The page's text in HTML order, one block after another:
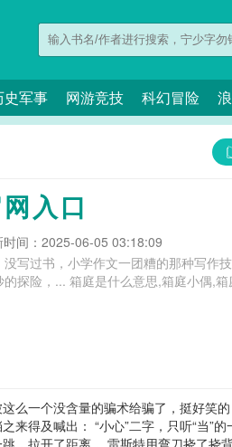
史军事 网游竞技 科幻冒险
入口
时间：2025-06-05 03:18:09
写过书，小学作文一团糟的那种写作
北平静的小镇里各种奇妙的探险，... 箱庭是
么一个没含量的骗术给骗了，挺好笑
来得及喊出： “小心”二字，只听“当
，拉开了距离， 雷斯特用弯刀挠了挠